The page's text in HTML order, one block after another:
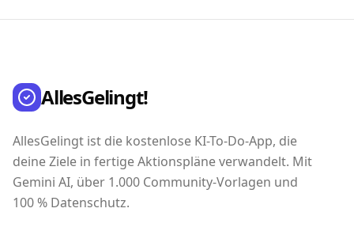
AllesGelingt!
AllesGelingt ist die kostenlose KI-To-Do-App, die
deine Ziele in fertige Aktionspläne verwandelt. Mit
Gemini AI, über 1.000 Community-Vorlagen und
100 % Datenschutz.